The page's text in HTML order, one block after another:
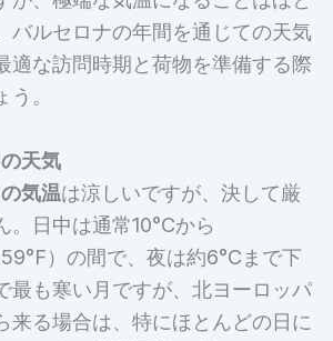
バルセロナの年間を通じての天気
適な訪問時期と荷物を準備する際
。
天気
気温は涼しいですが、決して厳
。日中は通常10°Cから
）の間で、夜は約6°Cまで下
最も寒い月ですが、北ヨーロッパ
来る場合は、特にほとんどの日に